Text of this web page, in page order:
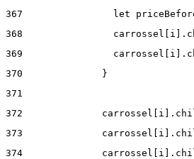
367
let
368
369
370
              }
371
372
373
374